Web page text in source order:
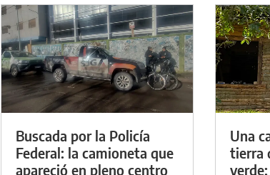
Buscada por la Policía
Federal: la camioneta que
apareció en pleno centro
Una
tierra